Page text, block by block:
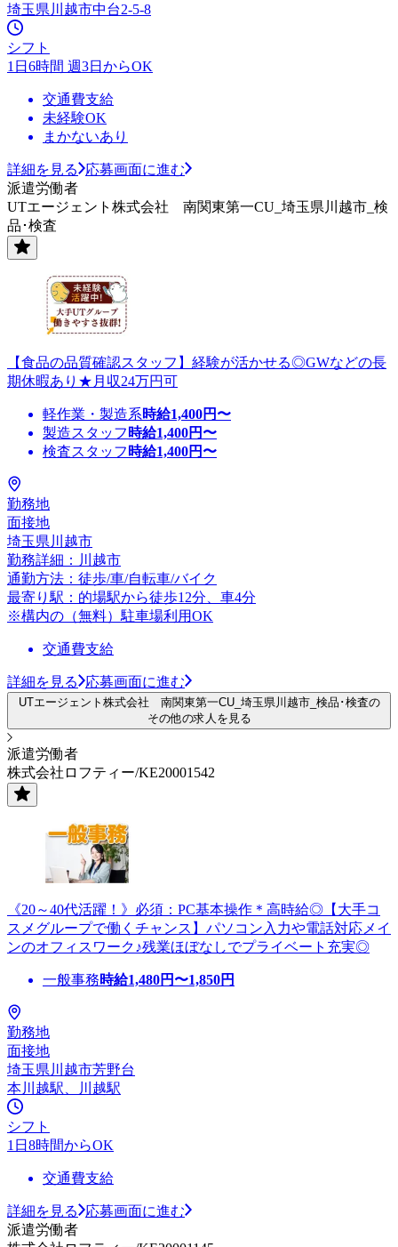
埼玉県川越市中台2-5-8
シフト
1日6時間 週3日からOK
交通費支給
未経験OK
まかないあり
詳細を見る
応募画面に進む
派遣労働者
UTエージェント株式会社 南関東第一CU_埼玉県川越市_検
品･検査
【食品の品質確認スタッフ】経験が活かせる◎GWなどの長
期休暇あり★月収24万円可
軽作業・製造系時給1,400円〜
製造スタッフ 時給1,400円〜
検査スタッフ 時給1,400円〜
勤務地
面接地
埼玉県川越市
勤務詳細：川越市
通勤方法：徒歩/車/自転車/バイク
最寄り駅：的場駅から徒歩12分、車4分
※構内の（無料）駐車場利用OK
交通費支給
詳細を見る 応募画面に進む
UTエージェント株式会社 南関東第一CU_埼玉県川越市_検品･検査の
その他の求人を見る
派遣労働者
株式会社ロフティー/KE20001542
《20～40代活躍！》必須：PC基本操作＊高時給◎【大手コ
スメグループで働くチャンス】パソコン入力や電話対応メイ
ンのオフィスワーク♪残業ほぼなしでプライベート充実◎
一般事務時給1,480円〜1,850円
勤務地
面接地
埼玉県川越市芳野台
本川越駅、川越駅
シフト
1日8時間からOK
交通費支給
詳細を見る
応募画面に進む
派遣労働者